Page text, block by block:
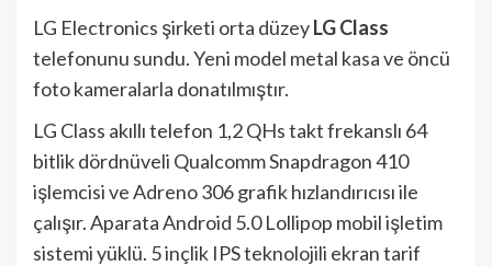
LG Electronics şirketi orta düzeyLG Class
telefonunu sundu. Yeni model metal kasa ve öncü
foto kameralarla donatılmıştır.
LG Class akıllı telefon 1,2 QHs takt frekanslı 64
bitlik dördnüveli Qualcomm Snapdragon 410
işlemcisi ve Adreno 306 grafik hızlandırıcısı ile
çalışır. Aparata Android 5.0 Lollipop mobil işletim
sistemi yüklü. 5 inçlik IPS teknolojili ekran tarif